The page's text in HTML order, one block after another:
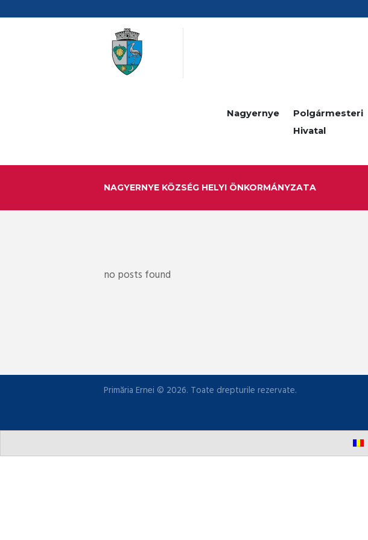
Nagyernye
Polgármesteri
Hivatal
NAGYERNYE KÖZSÉG HELYI ÖNKORMÁNYZATA
no posts found
Primăria Ernei © 2026. Toate drepturile rezervate.